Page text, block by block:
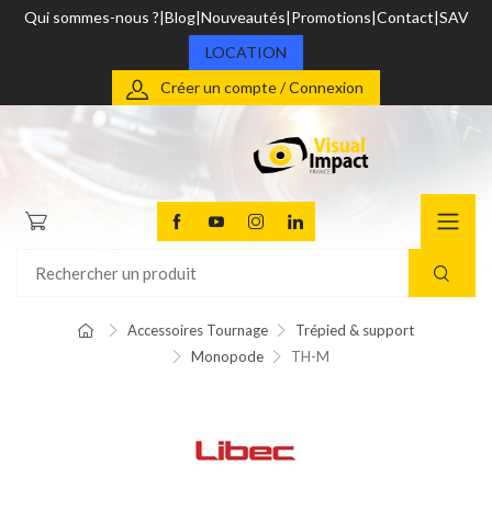
Qui sommes-nous ? Blog Nouveautés Promotions Contact SAV
LOCATION
Créer un compte / Connexion
Accessoires Tournage
Trépied & support
Monopode
TH-M